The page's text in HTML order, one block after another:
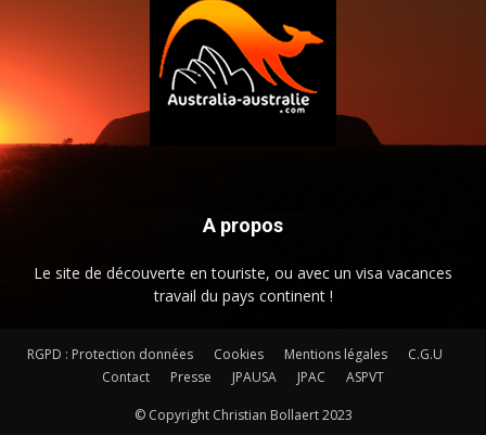
A propos
Le site de découverte en touriste, ou avec un visa vacances
travail du pays continent !
RGPD : Protection données Cookies Mentions légales
C.G.U
Contact
Presse JPAUSA JPAC ASPVT
© Copyright Christian Bollaert 2023